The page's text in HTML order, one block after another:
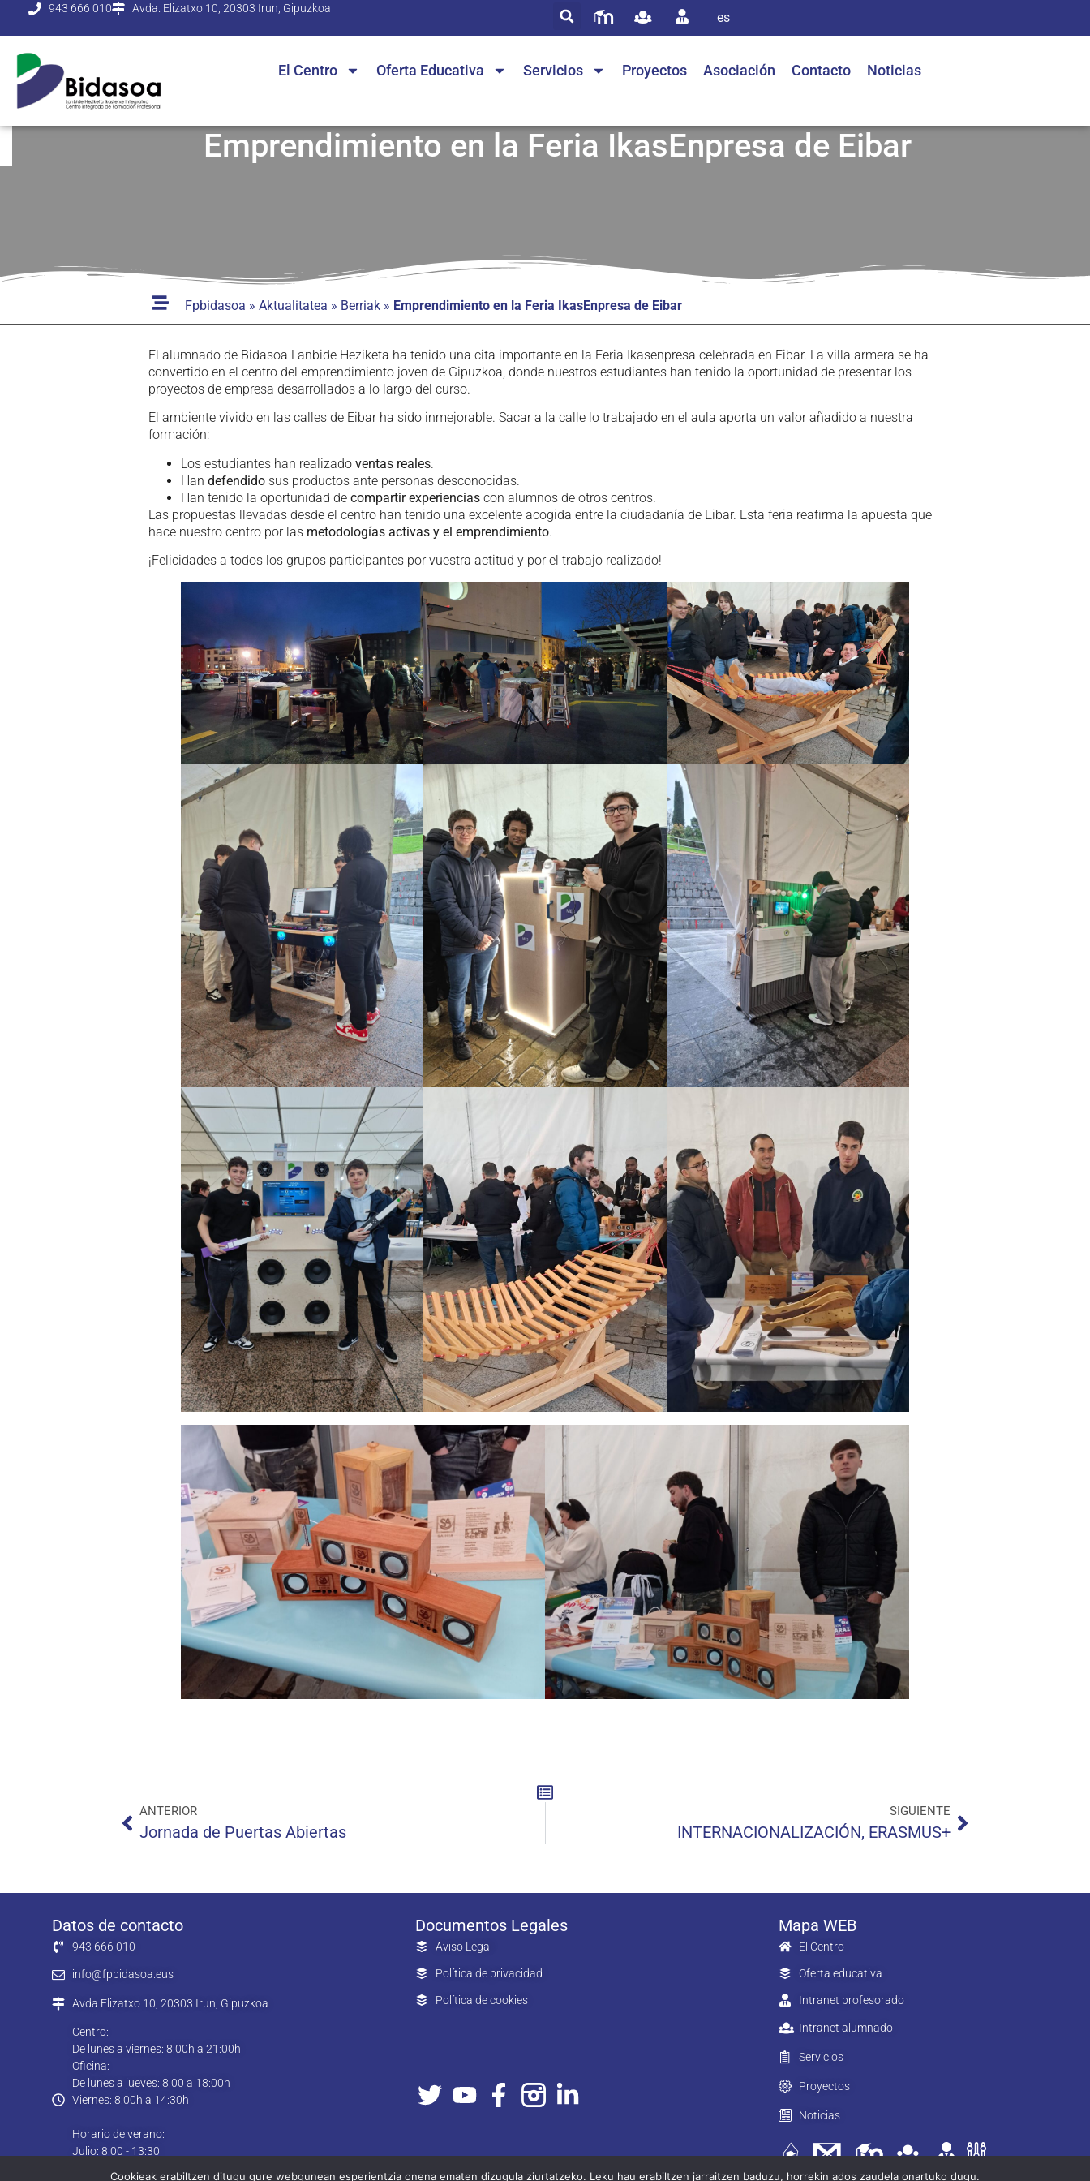
943 666 010 Avda. Elizatxo 10, 20303 Irun, Gipuzkoa
es
El Centro Oferta Educativa Servicios Proyectos Asociación Contacto Noticias
Emprendimiento en la Feria IkasEnpresa de Eibar
Fpbidasoa » Aktualitatea » Berriak » Emprendimiento en la Feria IkasEnpresa de Eibar
El alumnado de Bidasoa Lanbide Heziketa ha tenido una cita importante en la Feria Ikasenpresa celebrada en Eibar. La villa armera se ha
convertido en el centro del emprendimiento joven de Gipuzkoa, donde nuestros estudiantes han tenido la oportunidad de presentar los
proyectos de empresa desarrollados a lo largo del curso.
El ambiente vivido en las calles de Eibar ha sido inmejorable. Sacar a la calle lo trabajado en el aula aporta un valor añadido a nuestra
formación:
Los estudiantes han realizado ventas reales.
Han defendido sus productos ante personas desconocidas.
Han tenido la oportunidad de compartir experiencias con alumnos de otros centros.
Las propuestas llevadas desde el centro han tenido una excelente acogida entre la ciudadanía de Eibar. Esta feria reafirma la apuesta que
hace nuestro centro por las metodologías activas y el emprendimiento.
¡Felicidades a todos los grupos participantes por vuestra actitud y por el trabajo realizado!
ANTERIOR
Jornada de Puertas Abiertas
SIGUIENTE
INTERNACIONALIZACIÓN, ERASMUS+
Datos de contacto
943 666 010
info@fpbidasoa.eus
Avda Elizatxo 10, 20303 Irun, Gipuzkoa
Centro:
De lunes a viernes: 8:00h a 21:00h
Oficina:
De lunes a jueves: 8:00 a 18:00h
Viernes: 8:00h a 14:30h
Horario de verano:
Julio: 8:00 - 13:30
Documentos Legales
Aviso Legal
Política de privacidad
Política de cookies
Mapa WEB
El Centro
Oferta educativa
Intranet profesorado
Intranet alumnado
Servicios
Proyectos
Noticias
Cookieak erabiltzen ditugu gure webgunean esperientzia onena ematen dizugula ziurtatzeko. Leku hau erabiltzen jarraitzen baduzu, horrekin ados zaudela onartuko dugu.